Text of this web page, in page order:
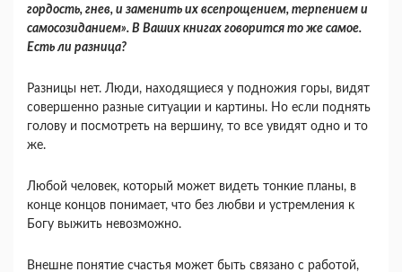
гордость, гнев, и заменить их всепроще­нием, терпением и
самосозиданием». В Ваших книгах говорится то же самое.
Есть ли разница?
Разницы нет. Люди, находящиеся у подно­жия горы, видят
совершенно разные ситуации и картины. Но если поднять
голову и посмотреть на вершину, то все увидят одно и то
же.
Любой человек, который может видеть тонкие планы, в
конце концов понимает, что без любви и устремления к
Богу выжить невозможно.
Внешне понятие счастья может быть связано с работой,